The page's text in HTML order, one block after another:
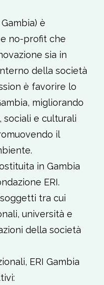
è
e no-profit che
sia in
della società
è favorire lo
migliorando
sociali e culturali
il
in Gambia
ERI.
tra cui
università e
della società
ERI Gambia